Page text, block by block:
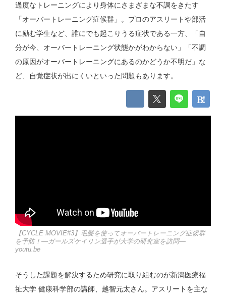
過度なトレーニングにより身体にさまざまな不調をきたす
「オーバートレーニング症候群」。プロのアスリートや部活
に励む学生など、誰にでも起こりうる症状である一方、「自
分が今、オーバートレーニング状態かがわからない」「不調
の原因がオーバートレーニングにあるのかどうか不明だ」な
ど、自覚症状が出にくいといった問題もあります。
【CYCLE MOVIE#3】毛髪を使ってオーバートレーニング症候群
を予防！―ガールズケイリン選手が大学の研究室を訪問―
youtu.be
そうした課題を解決するため研究に取り組むのが新潟医療福
祉大学 健康科学部の講師、越智元太さん。アスリートを主な